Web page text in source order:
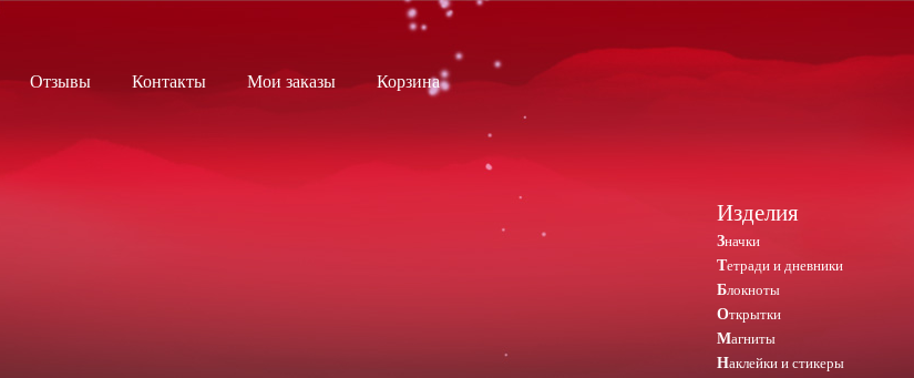
Отзывы Контакты Мои заказы Корзина
Изделия
Значки
Тетради и дневники
Блокноты
Открытки
Магниты
Наклейки и стикеры